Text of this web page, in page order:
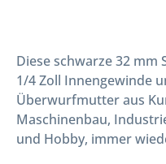
Diese schwarze 32 mm
1/4 Zoll Innengewinde
Überwurfmutter aus
Maschinenbau,
und Hobby, immer